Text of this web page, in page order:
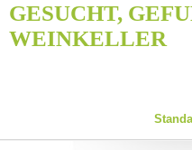
GESUCHT,
WEINKELLER